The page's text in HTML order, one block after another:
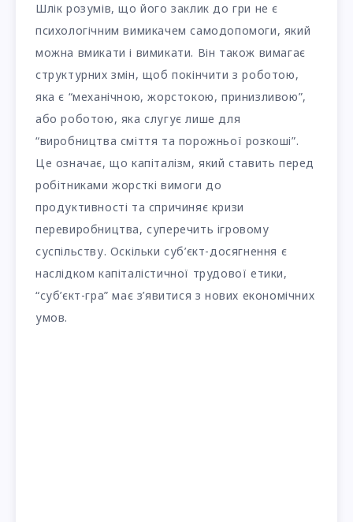
Шлік розумів, що його заклик до гри не є
психологічним вимикачем самодопомоги, який
можна вмикати і вимикати. Він також вимагає
структурних змін, щоб покінчити з роботою,
яка є “механічною, жорстокою, принизливою”,
або роботою, яка слугує лише для
“виробництва сміття та порожньої розкоші”.
Це означає, що капіталізм, який ставить перед
робітниками жорсткі вимоги до
продуктивності та спричиняє кризи
перевиробництва, суперечить ігровому
суспільству. Оскільки суб’єкт-досягнення є
наслідком капіталістичної трудової етики,
“суб’єкт-гра” має з’явитися з нових економічних
умов.